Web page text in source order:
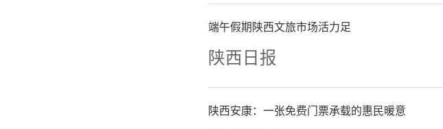
化“传统+新兴”领域
工业企业科技创新发
活水”。培训会当天
端午假期陕西文旅市场活力足
陕西日报
陕西安康：一张免费门票承载的惠民暖意